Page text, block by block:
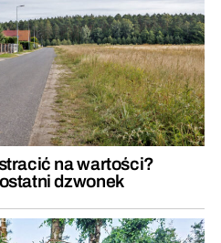
na wartości?
dzwonek